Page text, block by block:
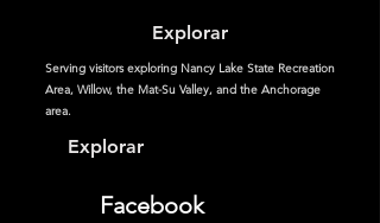
Explorar
Serving visitors exploring Nancy Lake State Recreation
Area, Willow, the Mat-Su Valley, and the Anchorage
area.
Explorar
Facebook